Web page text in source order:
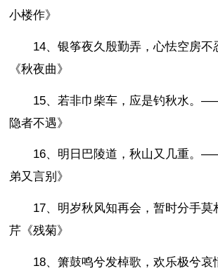
小楼作》
14、银筝夜久殷勤弄，心怯空房
《秋夜曲》
15、若非巾柴车，应是钓秋水。
隐者不遇》
16、明日巴陵道，秋山又几重。
弟又言别》
17、明岁秋风知再会，暂时分手
芹《残菊》
18、箫鼓鸣兮发棹歌，欢乐极兮